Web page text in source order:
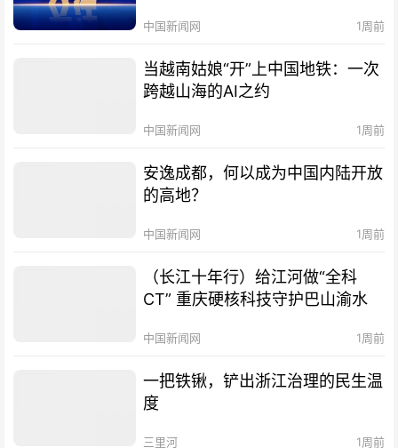
中国新闻网 1周前
当越南姑娘“开”上中国地铁：一次
跨越山海的AI之约
中国新闻网 1周前
安逸成都，何以成为中国内陆开放
的高地？
中国新闻网 1周前
（长江十年行）给江河做“全科
CT” 重庆硬核科技守护巴山渝水
中国新闻网 1周前
一把铁锹，铲出浙江治理的民生温
度
三里河 1周前